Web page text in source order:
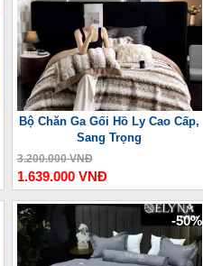
Bộ Chăn Ga Gối Hồ Ly Cao Cấp,
Sang Trọng
3.200.000 VNĐ
1.639.000 VNĐ
-50%